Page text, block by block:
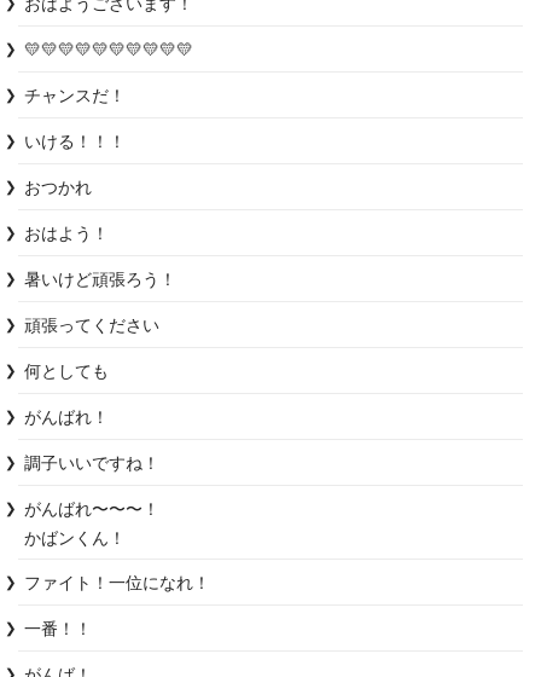
💛💛💛💛💛💛💛💛💛💛
チャンスだ！
いける！！！
おつかれ
おはよう！
暑いけど頑張ろう！
頑張ってください
何としても
がんばれ！
調子いいですね！
がんばれ〜〜〜！
かばンくん！
ファイト！一位になれ！
一番！！